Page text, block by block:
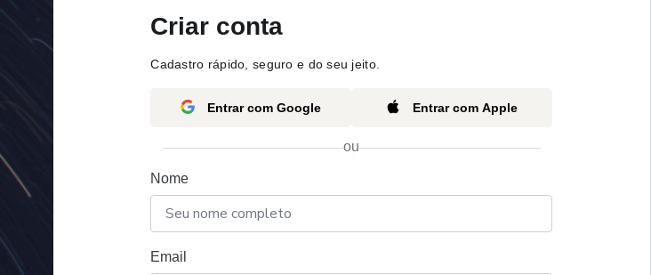
Criar conta
Cadastro rápido, seguro e do seu jeito.
Entrar com Google Entrar com Apple
ou
Nome
Email